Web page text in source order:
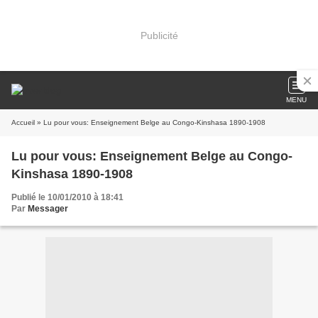
Publicité
MENU
Accueil » Lu pour vous: Enseignement Belge au Congo-Kinshasa 1890-1908
Lu pour vous: Enseignement Belge au Congo-
Kinshasa 1890-1908
Publié le 10/01/2010 à 18:41
Par Messager